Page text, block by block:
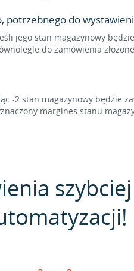
do
jego stan magazynowy
do zamówienia
-2 stan magazynowy będzie
margines stanu